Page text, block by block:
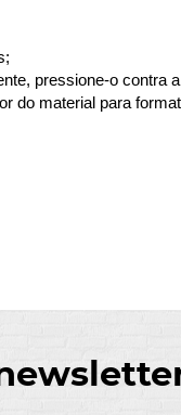
pressione-o contra
do material para